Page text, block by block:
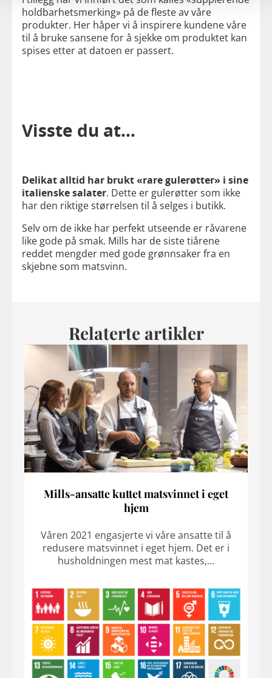
holdbarhetsmerking» på de fleste av våre
produkter. Her håper vi å inspirere kundene våre
til å bruke sansene for å sjekke om produktet kan
spises etter at datoen er passert.
Visste du at…
Delikat alltid har brukt «rare gulerøtter» i sine
italienske salater. Dette er gulerøtter som ikke
har den riktige størrelsen til å selges i butikk.
Selv om de ikke har perfekt utseende er råvarene
like gode på smak. Mills har de siste tiårene
reddet mengder med gode grønnsaker fra en
skjebne som matsvinn.
Relaterte artikler
Mills-ansatte kuttet matsvinnet i eget
hjem
Våren 2021 engasjerte vi våre ansatte til å
redusere matsvinnet i eget hjem. Det er i
husholdningen mest mat kastes,…